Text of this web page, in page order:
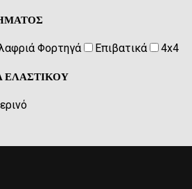
Φορτηγά Eπιβατικά 4x4
ΕΛΑΣΤΙΚΟΥ